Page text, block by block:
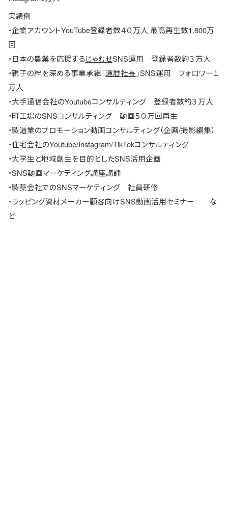
実績例
・企業アカウントYouTube登録者数４０万人 最高再生数1,800万
回
・日本の農業を応援するじゃむせSNS運用 登録者数約３万人
・親子の絆を深める事業承継「還暦社長 」SNS運用 フォロワー１
万人
・大手通信会社のYoutubeコンサルティング 登録者数約３万人
・町工場のSNSコンサルティング 動画５０万回再生
・製造業のプロモーション動画コンサルティング（企画/撮影編集）
・住宅会社のYoutube/Instagram/TikTokコンサルティング
・大学生と地域創生を目的としたSNS活用企画
・SNS動画マーケティング講座講師
・製薬会社でのSNSマーケティング 社員研修
・ラッピング資材メーカー顧客向けSNS動画活用セミナー な
ど